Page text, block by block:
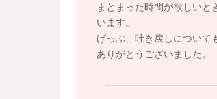
ミルクについてですが、現
ただし、ママさんの負担が
ない範囲で取り入れて問題
まとまった時間が欲しい
います。
げっぷ、吐き戻しについて
ありがとうございました。